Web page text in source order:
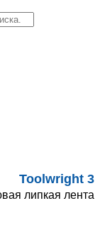
Toolwright 3
липкая лента